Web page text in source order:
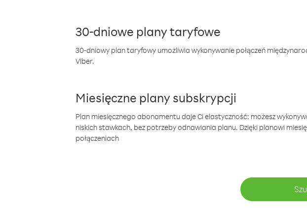
30-dniowe plany taryfowe
30-dniowy plan taryfowy umożliwia wykonywanie połączeń
Viber.
Miesięczne plany subskrypcji
Plan miesięcznego abonamentu daje Ci elastyczność: możesz
niskich stawkach, bez potrzeby odnawiania planu. Dzięki planowi
połączeniach